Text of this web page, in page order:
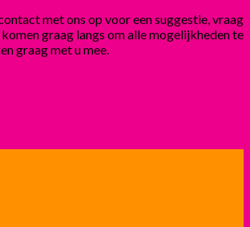
met ons op voor een suggestie, vraag
graag langs om alle mogelijkheden te
graag met u mee.